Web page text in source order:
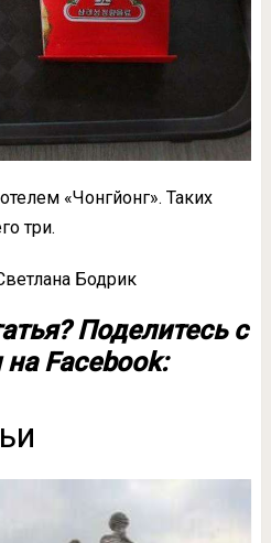
«Чонгйонг». Таких
три.
Бодрик
Поделитесь с
Facebook: